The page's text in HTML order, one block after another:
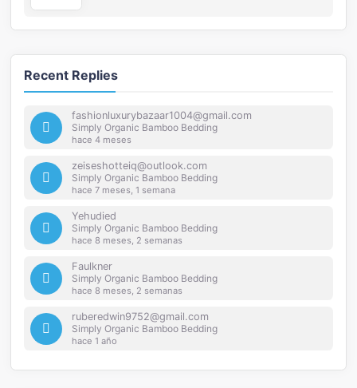
Recent Replies
fashionluxurybazaar1004@gmail.com
Simply Organic Bamboo Bedding
hace 4 meses
zeiseshotteiq@outlook.com
Simply Organic Bamboo Bedding
hace 7 meses, 1 semana
Yehudied
Simply Organic Bamboo Bedding
hace 8 meses, 2 semanas
Faulkner
Simply Organic Bamboo Bedding
hace 8 meses, 2 semanas
ruberedwin9752@gmail.com
Simply Organic Bamboo Bedding
hace 1 año